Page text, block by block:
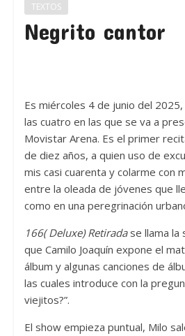
TEXTOS
Negrito cantor
Es miércoles 4 de junio del
las cuatro en las que se va a
Movistar Arena. Es el primer
de diez años, a quien uso de
mis casi cuarenta y colarme con
entre la oleada de jóvenes que
como en una peregrinación
166( Deluxe) Retiradase llama la
que Camilo Joaquín expone el
álbum y algunas canciones de
las cuales introduce con la
viejitos?”.
El show empieza puntual, Milo